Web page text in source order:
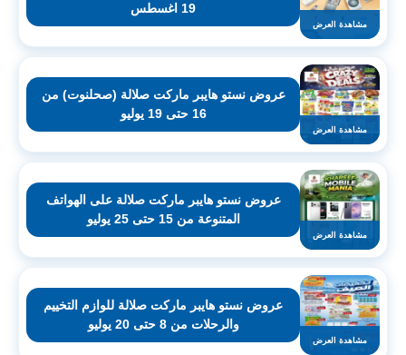
مشاهدة العرض
19 اغسطس
مشاهدة العرض
عروض نستو هايبر ماركت صلالة (صحلنوت) من
16 حتى 19 يوليو
مشاهدة العرض
عروض نستو هايبر ماركت صلالة على الهواتف
المتنوعة من 15 حتى 25 يوليو
مشاهدة العرض
عروض نستو هايبر ماركت صلالة للوازم التخييم
والرحلات من 8 حتى 20 يوليو